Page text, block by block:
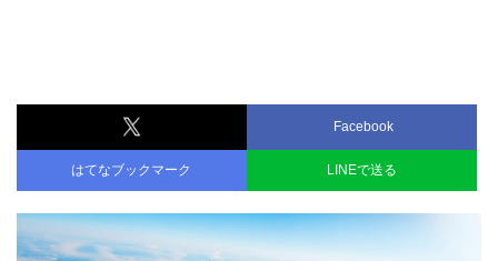
Facebook
はてなブックマーク LINEで送る